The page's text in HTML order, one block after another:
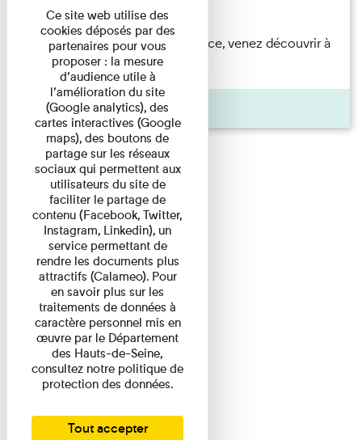
Du 23/08/2026 au 23/08/2026
Accompagnés par une médiatrice, venez découvrir à
travers une visite du ...
Agenda
Ce site web utilise des
cookies déposés par des
partenaires pour vous
proposer : la mesure
d’audience utile à
l’amélioration du site
(Google analytics), des
cartes interactives (Google
maps), des boutons de
partage sur les réseaux
sociaux qui permettent aux
utilisateurs du site de
faciliter le partage de
contenu (Facebook, Twitter,
Instagram, Linkedin), un
service permettant de
rendre les documents plus
attractifs (Calameo). Pour
en savoir plus sur les
traitements de données à
caractère personnel mis en
œuvre par le Département
des Hauts-de-Seine,
consultez notre politique de
protection des données.
Tout accepter